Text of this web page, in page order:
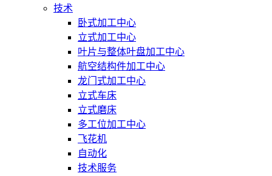
技术
卧式加工中心
立式加工中心
叶片与整体叶盘加工中心
航空结构件加工中心
龙门式加工中心
立式车床
立式磨床
多工位加工中心
飞花机
自动化
技术服务